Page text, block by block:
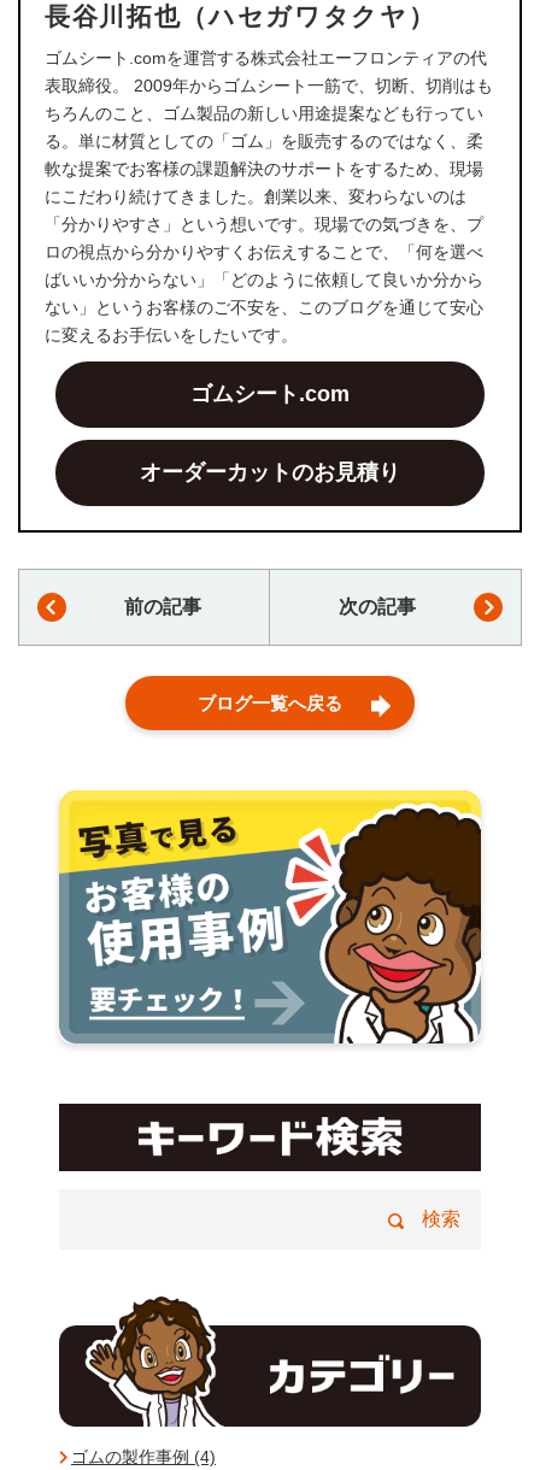
長谷川拓也（ハセガワタクヤ）
ゴムシート.comを運営する株式会社エーフロンティアの代
表取締役。 2009年からゴムシート一筋で、切断、切削はも
ちろんのこと、ゴム製品の新しい用途提案なども行ってい
る。単に材質としての「ゴム」を販売するのではなく、柔
軟な提案でお客様の課題解決のサポートをするため、現場
にこだわり続けてきました。創業以来、変わらないのは
「分かりやすさ」という想いです。現場での気づきを、プ
ロの視点から分かりやすくお伝えすることで、「何を選べ
ばいいか分からない」「どのように依頼して良いか分から
ない」というお客様のご不安を、このブログを通じて安心
に変えるお手伝いをしたいです。
ゴムシート.com
オーダーカットのお見積り
前の記事 次の記事
ブログ一覧へ戻る
ゴムの製作事例 (4)